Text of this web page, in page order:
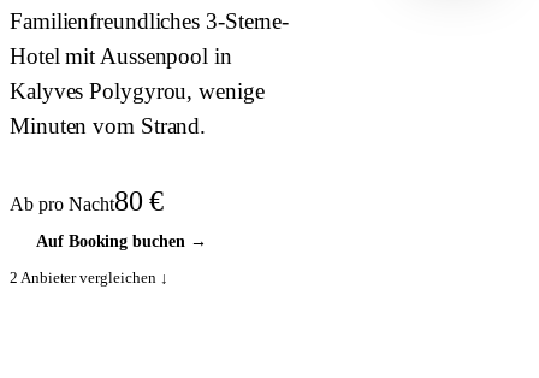
Familienfreundliches 3-Sterne-
Hotel mit Aussenpool in
Kalyves Polygyrou, wenige
Minuten vom Strand.
Ab pro Nacht80 €
Auf Booking buchen→
2 Anbieter vergleichen ↓